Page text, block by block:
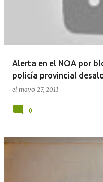
Alerta en el NOA por
policía provincial
el mayo 27, 2011
0